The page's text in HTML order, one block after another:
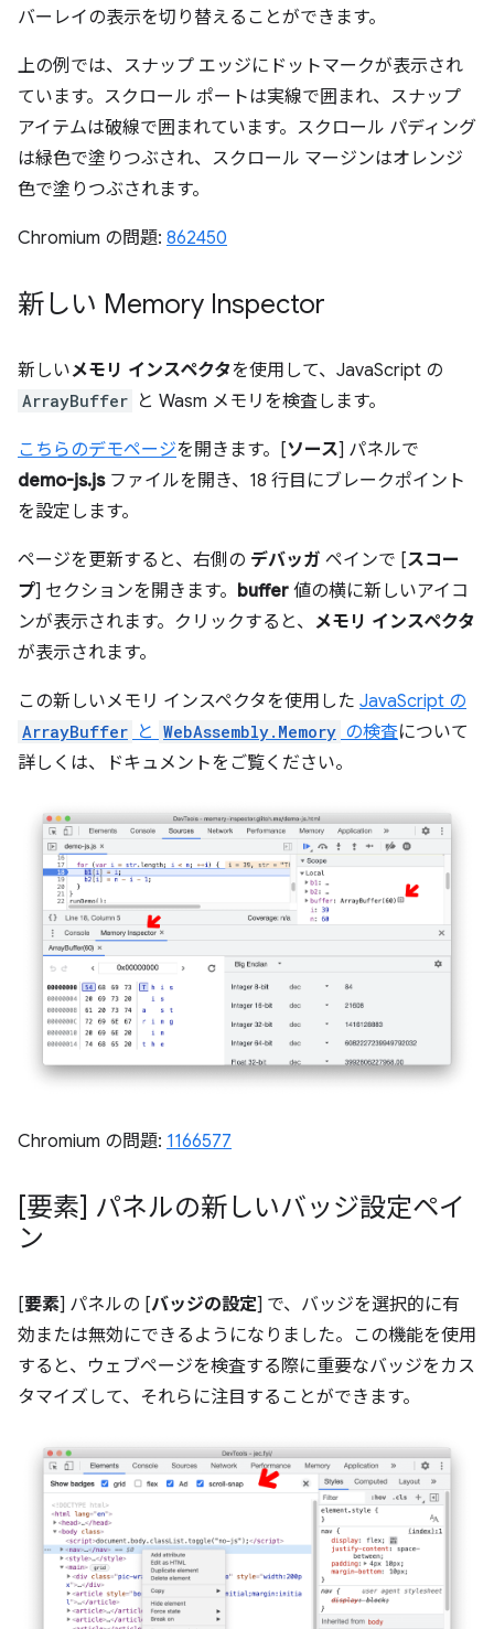
バーレイの表示を切り替えることができます。
上の例では、スナップ エッジにドットマークが表示され
ています。スクロール ポートは実線で囲まれ、スナップ
アイテムは破線で囲まれています。スクロール パディング
は緑色で塗りつぶされ、スクロール マージンはオレンジ
色で塗りつぶされます。
Chromium の問題: 862450
新しい Memory Inspector
新しいメモリ インスペクタを使用して、JavaScript の
ArrayBuffer と Wasm メモリを検査します。
こちらのデモページを開きます。[ソース] パネルで
demo-js.jsファイルを開き、18 行目にブレークポイント
を設定します。
ページを更新すると、右側の デバッガ ペインで [スコー
プ] セクションを開きます。 buffer 値の横に新しいアイコ
ンが表示されます。クリックすると、 メモリ インスペクタ
が表示されます。
この新しいメモリ インスペクタを使用した JavaScript の
ArrayBuffer と WebAssembly.Memory の検査について
詳しくは、ドキュメントをご覧ください。
Chromium の問題: 1166577
[要素] パネルの新しいバッジ設定ペイ
ン
[要素] パネルの [バッジの設定] で、バッジを選択的に有
効または無効にできるようになりました。この機能を使用
すると、ウェブページを検査する際に重要なバッジをカス
タマイズして、それらに注目することができます。